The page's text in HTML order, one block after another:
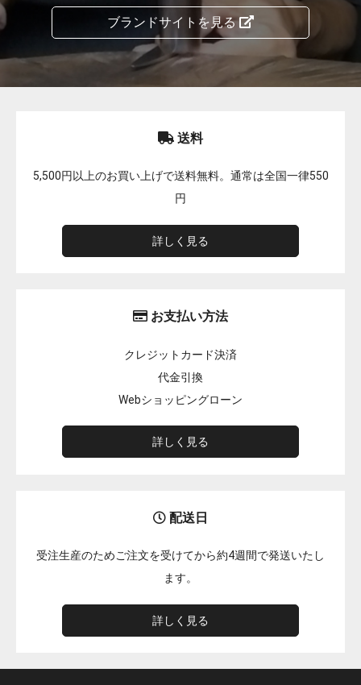
ブランドサイトを見る
送料
5,500円以上のお買い上げで送料無料。通常は全国一律550
円
詳しく見る
お支払い方法
クレジットカード決済
代金引換
Webショッピングローン
詳しく見る
配送日
受注生産のためご注文を受けてから約4週間で発送いたし
ます。
詳しく見る